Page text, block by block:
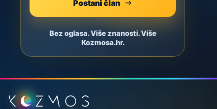
Postani član
Bez oglasa. Više znanosti. Više
Kozmosa.hr.
Podnožje stranice